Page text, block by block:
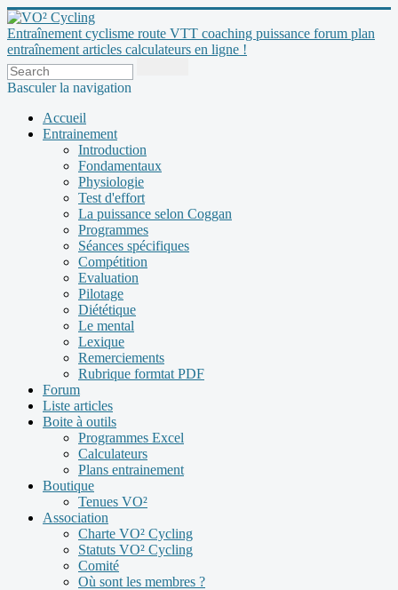
Entraînement cyclisme route VTT coaching puissance forum plan
entraînement articles calculateurs en ligne !
Basculer la navigation
Accueil
Entrainement
Introduction
Fondamentaux
Physiologie
Test d'effort
La puissance selon Coggan
Programmes
Séances spécifiques
Compétition
Evaluation
Pilotage
Diététique
Le mental
Lexique
Remerciements
Rubrique formtat PDF
Forum
Liste articles
Boite à outils
Programmes Excel
Calculateurs
Plans entrainement
Boutique
Tenues VO²
Association
Charte VO² Cycling
Statuts VO² Cycling
Comité
Où sont les membres ?